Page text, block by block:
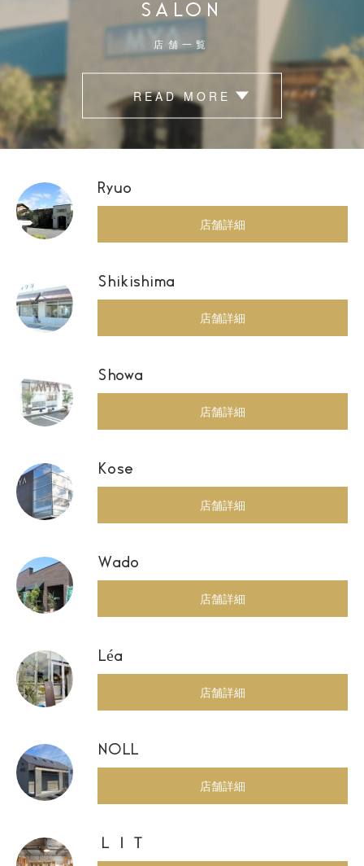
SALON
店舗一覧
READ MORE
Ryuo
店舗詳細
Shikishima
店舗詳細
Showa
店舗詳細
Kose
店舗詳細
Wado
店舗詳細
Léa
店舗詳細
NOLL
店舗詳細
ＬＩＴ